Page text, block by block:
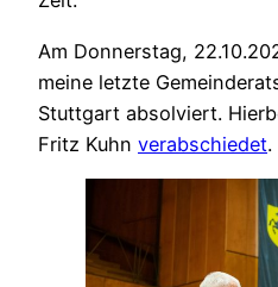
Am Donnerstag,
meine letzte
Stuttgart absolviert.
Fritz Kuhn verabschiedet.